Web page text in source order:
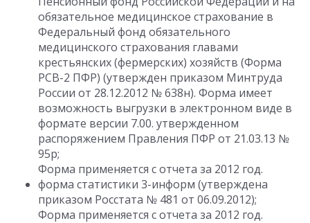
обязательное медицинское страхование в
Федеральный фонд обязательного
медицинского страхования главами
крестьянских (фермерских) хозяйств (Форма
РСВ-2 ПФР) (утвержден приказом Минтруда
России от 28.12.2012 № 638н). Форма имеет
возможность выгрузки в электронном виде в
формате версии 7.00. утвержденном
распоряжением Правления ПФР от 21.03.13 №
95p;
Форма применяется с отчета за 2012 год.
форма статистики 3-информ (утверждена
приказом Росстата № 481 от 06.09.2012);
Форма применяется с отчета за 2012 год.